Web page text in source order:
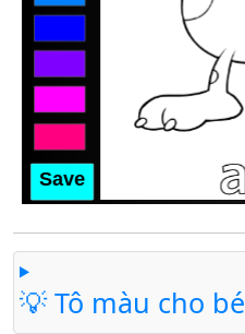
💡 Tô màu cho bé